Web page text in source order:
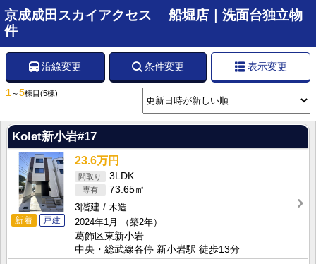
京成成田スカイアクセス 船堀店｜洗面台独立物
件
沿線変更 条件変更 表示変更
1～5棟目 (5棟)
Kolet新小岩#17
新着 戸建
23.6万円
3LDK
73.65㎡
3階建
木造
2024年1月
（築2年）
葛飾区東新小岩
中央・総武線各停 新小岩駅 徒歩13分